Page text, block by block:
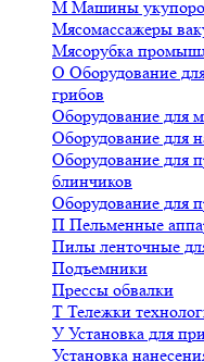
М Машины
Мясомассажеры
Мясорубка
О Оборудование
грибов
Оборудование для
Оборудование для
Оборудование для
блинчиков
Оборудование для
П Пельменные
Пилы ленточные
Подъемники
Прессы обвалки
Т Тележки
У Установка для
Установка